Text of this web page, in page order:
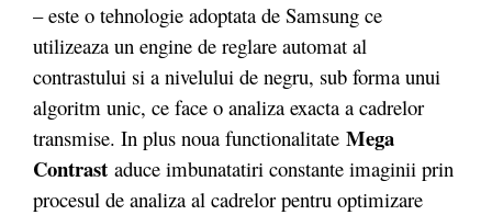
– este o tehnologie adoptata de Samsung ce
utilizeaza un engine de reglare automat al
contrastului si a nivelului de negru, sub forma unui
algoritm unic, ce face o analiza exacta a cadrelor
transmise. In plus noua functionalitate Mega
Contrast aduce imbunatatiri constante imaginii prin
procesul de analiza al cadrelor pentru optimizare